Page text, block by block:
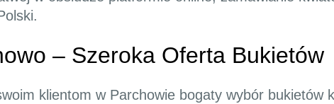
– Szeroka Oferta Bukietów
klientom w Parchowie bogaty wybór bukietów